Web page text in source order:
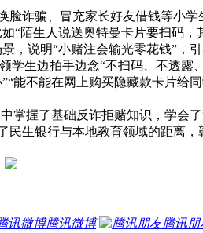
诈骗、冒充家长好友借钱等小
“陌生人说送奥特曼卡片要扫码，
，说明“小赌注会输光零花钱”，引
学生边拍手边念“不扫码、不透露
能不能在网上购买隐藏款卡片给
掌握了基础反诈拒赌知识，学会
生银行与本地教育领域的距离，
腾讯微博
腾讯朋